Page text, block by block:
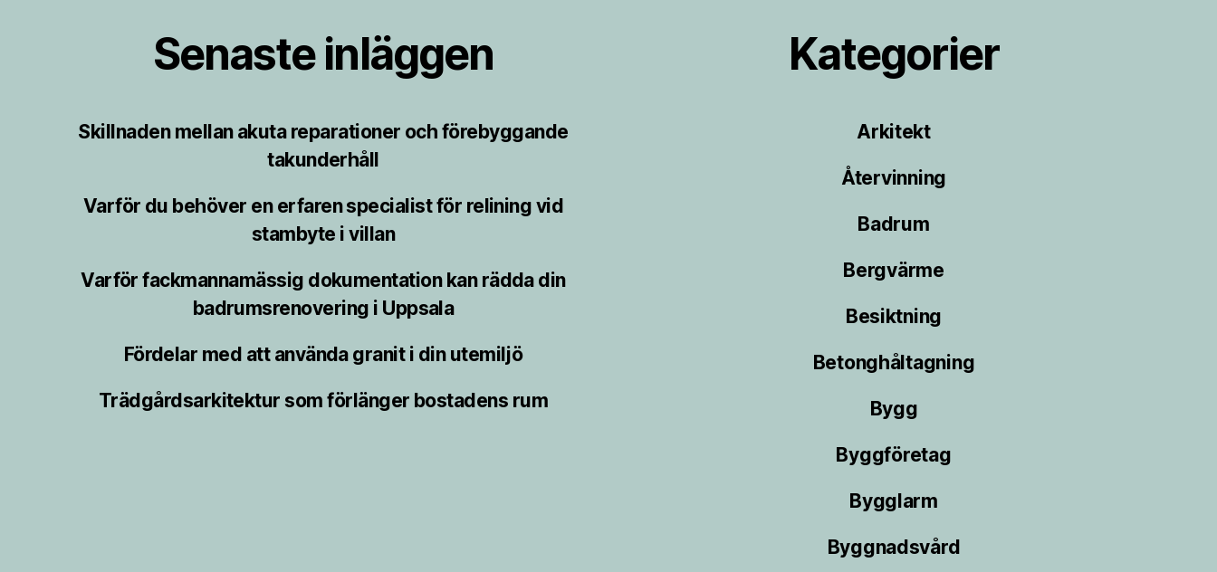
Senaste inläggen
Skillnaden mellan akuta reparationer och förebyggande
takunderhåll
Varför du behöver en erfaren specialist för relining vid
stambyte i villan
Varför fackmannamässig dokumentation kan rädda din
badrumsrenovering i Uppsala
Fördelar med att använda granit i din utemiljö
Trädgårdsarkitektur som förlänger bostadens rum
Kategorier
Arkitekt
Återvinning
Badrum
Bergvärme
Besiktning
Betonghåltagning
Bygg
Byggföretag
Bygglarm
Byggnadsvård